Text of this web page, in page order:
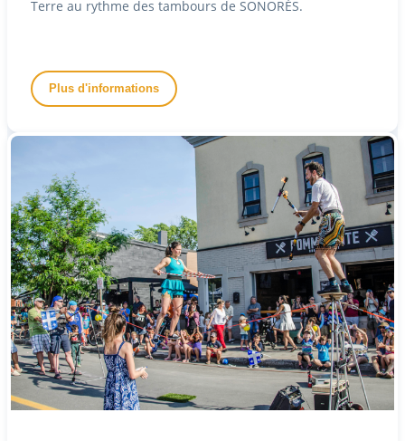
Terre au rythme des tambours de SONORÈS.
Plus d'informations